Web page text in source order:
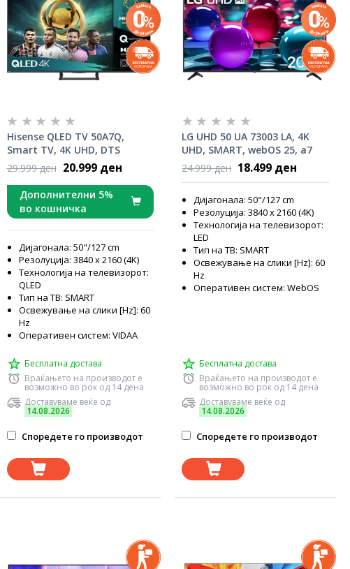
Hisense QLED TV 50A7Q,
Smart TV, 4K UHD, DTS
Virtual X, VIDAA Smart OS,
Dolby Vision, Dolby Atmos
29.999 ден 20.999 ден
Дополнителни 5%
во кошничка
Дијагонала: 50"/127 cm
Резолуција: 3840 x 2160 (4K)
Технологија на телевизорот:
QLED
Тип на ТВ: SMART
Освежување на слики [Hz]: 60
Hz
Оперативен систем: VIDAA
Бесплатна достава
Враќањето на производот е
возможно во рок од 14 дена
Доставуваме веќе од
14.08.2026
Споредете го производот
LG UHD 50 UA 73003 LA, 4K
UHD, SMART, webOS 25, a7
Gen8, ThinQ, HDR10
24.999 ден 18.499 ден
Дијагонала: 50"/127 cm
Резолуција: 3840 x 2160 (4K)
Технологија на телевизорот:
LED
Тип на ТВ: SMART
Освежување на слики [Hz]: 60
Hz
Оперативен систем: WebOS
Бесплатна достава
Враќањето на производот е
возможно во рок од 14 дена
Доставуваме веќе од
14.08.2026
Споредете го производот